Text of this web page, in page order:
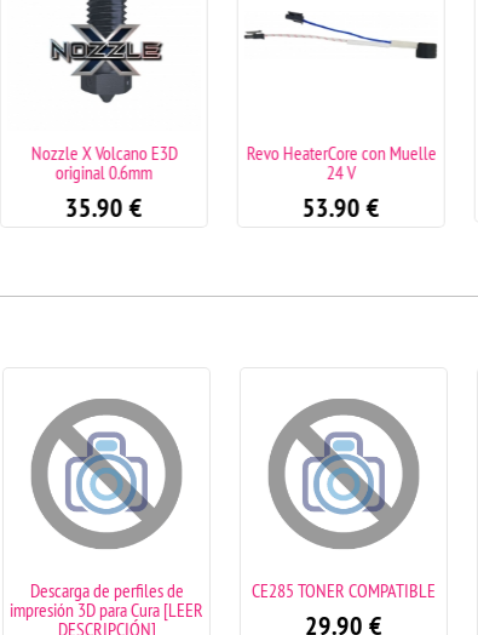
Nozzle X Volcano E3D
original 0.6mm
35.90€
Revo HeaterCore con Muelle
24 V
53.90€
Descarga de perfiles de
impresión 3D para Cura [LEER
DESCRIPCIÓN]
CE285 TONER COMPATIBLE
29.90€